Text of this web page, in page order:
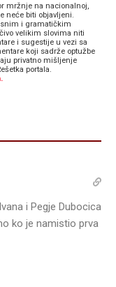
mržnje na nacionalnoj,
neće biti objavljeni.
i gramatičkim
velikim slovima niti
i sugestije u vezi sa
koji sadrže optužbe
privatno mišljenje
portala.
i Pegje Dubocica
ko je namistio prva